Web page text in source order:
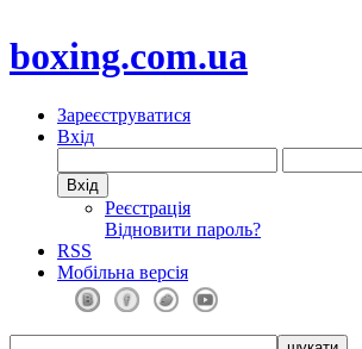
boxing.com.ua
Зареєструватися
Вхід
Реєстрація
Відновити пароль?
RSS
Мобільна версія